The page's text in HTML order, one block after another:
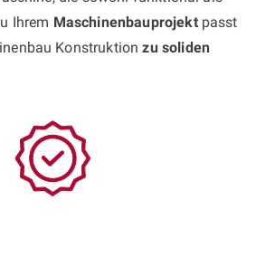
Ihrem Maschinenbauprojektpasst
Konstruktionzu soliden